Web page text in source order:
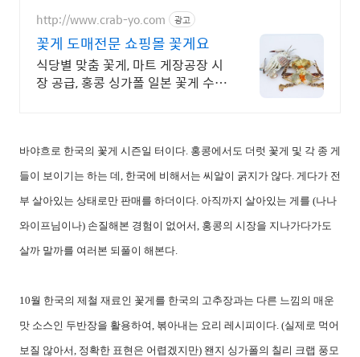
http://www.crab-yo.com 광고
꽃게 도매전문 쇼핑몰 꽃게요
식당별 맞춤 꽃게, 마트 게장공장 시
장 공급, 홍콩 싱가폴 일본 꽃게 수출
바야흐로 한국의 꽃게 시즌일 터이다. 홍콩에서도 더럿 꽃게 및 각 종 게
들이 보이기는 하는 데, 한국에 비해서는 씨알이 굵지가 않다. 게다가 전
부 살아있는 상태로만 판매를 하더이다. 아직까지 살아있는 게를 (나나
와이프님이나) 손질해본 경험이 없어서, 홍콩의 시장을 지나가다가도
살까 말까를 여러본 되풀이 해본다.
10월 한국의 제철 재료인 꽃게를 한국의 고추장과는 다른 느낌의 매운
맛 소스인 두반장을 활용하여, 볶아내는 요리 레시피이다. (실제로 먹어
보질 않아서, 정확한 표현은 어렵겠지만) 왠지 싱가폴의 칠리 크랩 풍모